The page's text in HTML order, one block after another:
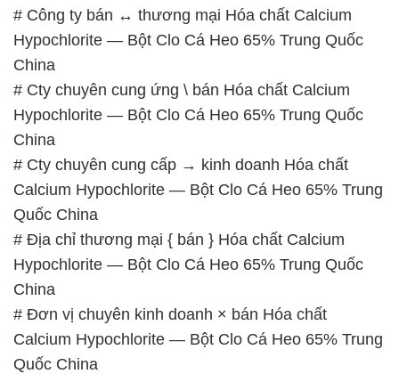
# Công ty bán ↔ thương mại Hóa chất Calcium
Hypochlorite — Bột Clo Cá Heo 65% Trung Quốc
China
# Cty chuyên cung ứng \ bán Hóa chất Calcium
Hypochlorite — Bột Clo Cá Heo 65% Trung Quốc
China
# Cty chuyên cung cấp → kinh doanh Hóa chất
Calcium Hypochlorite — Bột Clo Cá Heo 65% Trung
Quốc China
# Địa chỉ thương mại { bán } Hóa chất Calcium
Hypochlorite — Bột Clo Cá Heo 65% Trung Quốc
China
# Đơn vị chuyên kinh doanh × bán Hóa chất
Calcium Hypochlorite — Bột Clo Cá Heo 65% Trung
Quốc China